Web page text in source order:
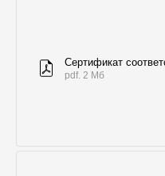
Сертификат
pdf. 2 Мб